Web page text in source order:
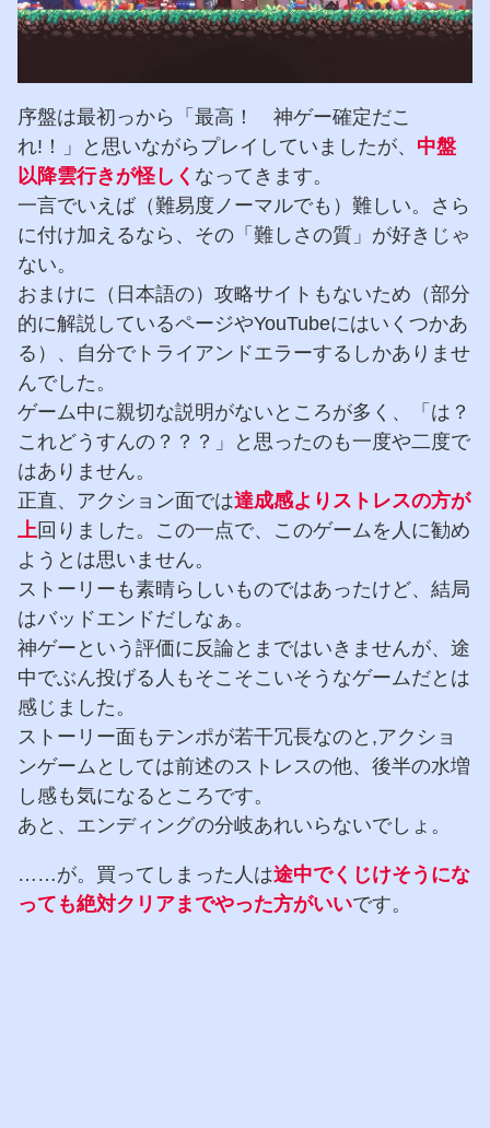
序盤は最初っから「最高！ 神ゲー確定だこ
れ!！」と思いながらプレイしていましたが、 中盤
以降雲行きが怪しく なってきます。
一言でいえば（難易度ノーマルでも）難しい。さら
に付け加えるなら、その「難しさの質」が好きじゃ
ない。
おまけに（日本語の）攻略サイトもないため（部分
的に解説しているページやYouTubeにはいくつかあ
る）、自分でトライアンドエラーするしかありませ
んでした。
ゲーム中に親切な説明がないところが多く、「は？
これどうすんの？？？」と思ったのも一度や二度で
はありません。
正直、アクション面では達成感よりストレスの方が
上回りました。この一点で、このゲームを人に勧め
ようとは思いません。
ストーリーも素晴らしいものではあったけど、結局
はバッドエンドだしなぁ。
神ゲーという評価に反論とまではいきませんが、途
中でぶん投げる人もそこそこいそうなゲームだとは
感じました。
ストーリー面もテンポが若干冗長なのと,アクショ
ンゲームとしては前述のストレスの他、後半の水増
し感も気になるところです。
あと、エンディングの分岐あれいらないでしょ。
……が。買ってしまった人は途中でくじけそうにな
っても絶対クリアまでやった方がいいです。